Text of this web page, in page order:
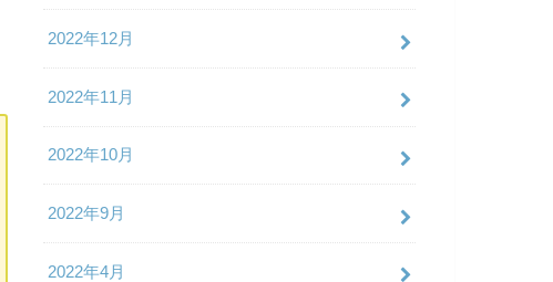
2022年12月
2022年11月
2022年10月
2022年9月
2022年4月